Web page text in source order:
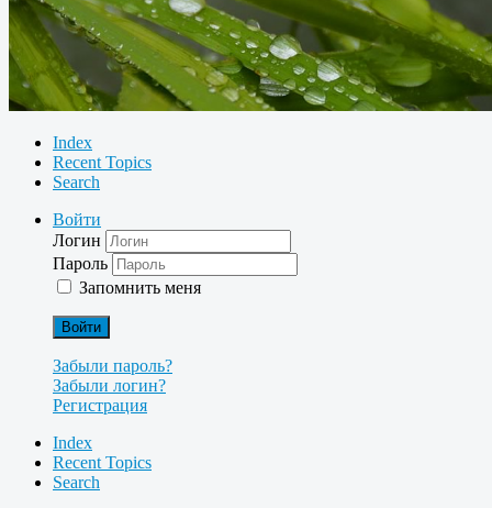
Index
Recent Topics
Search
Войти
Логин
Пароль
Запомнить меня
Войти
Забыли пароль?
Забыли логин?
Регистрация
Index
Recent Topics
Search